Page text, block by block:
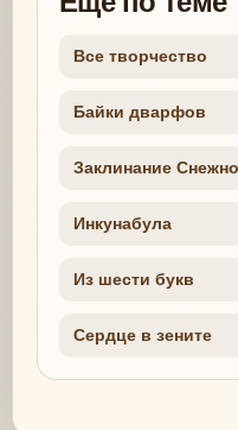
Все творчество
Байки дварфов
Заклинание
Инкунабула
Из шести букв
Сердце в зените